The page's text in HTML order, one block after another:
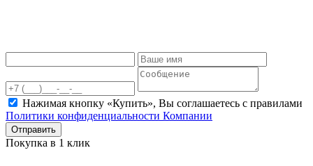
Нажимая кнопку «Купить», Вы соглашаетесь c правилами
Политики конфиденциальности Компании
Отправить
Покупка в 1 клик